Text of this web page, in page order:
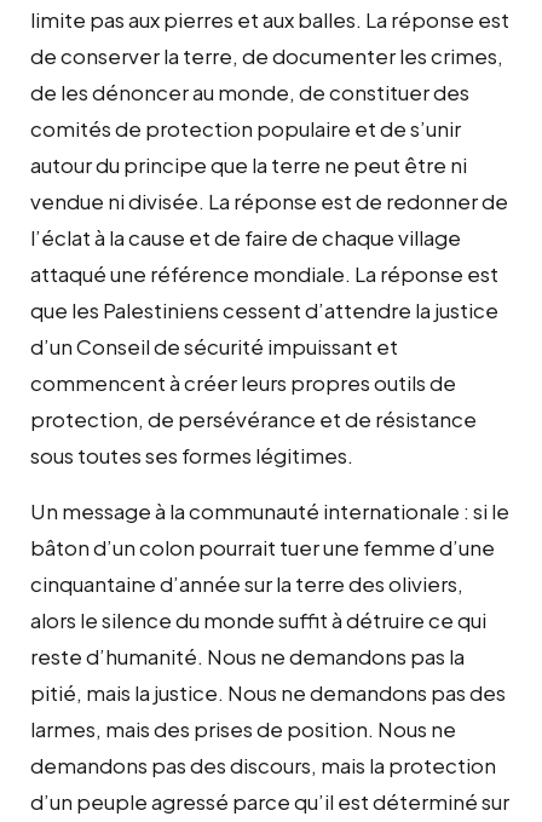
limite pas aux pierres et aux balles. La réponse est
de conserver la terre, de documenter les crimes,
de les dénoncer au monde, de constituer des
comités de protection populaire et de s’unir
autour du principe que la terre ne peut être ni
vendue ni divisée. La réponse est de redonner de
l’éclat à la cause et de faire de chaque village
attaqué une référence mondiale. La réponse est
que les Palestiniens cessent d’attendre la justice
d’un Conseil de sécurité impuissant et
commencent à créer leurs propres outils de
protection, de persévérance et de résistance
sous toutes ses formes légitimes.
Un message à la communauté internationale : si le
bâton d’un colon pourrait tuer une femme d’une
cinquantaine d’année sur la terre des oliviers,
alors le silence du monde suffit à détruire ce qui
reste d’humanité. Nous ne demandons pas la
pitié, mais la justice. Nous ne demandons pas des
larmes, mais des prises de position. Nous ne
demandons pas des discours, mais la protection
d’un peuple agressé parce qu’il est déterminé sur